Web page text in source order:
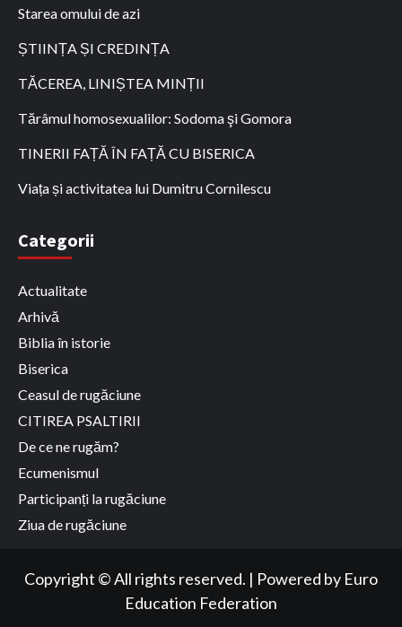
Starea omului de azi
ȘTIINȚA ȘI CREDINȚA
TĂCEREA, LINIȘTEA MINȚII
Tărâmul homosexualilor: Sodoma şi Gomora
TINERII FAȚĂ ÎN FAȚĂ CU BISERICA
Viața și activitatea lui Dumitru Cornilescu
Categorii
Actualitate
Arhivă
Biblia în istorie
Biserica
Ceasul de rugăciune
CITIREA PSALTIRII
De ce ne rugăm?
Ecumenismul
Participanți la rugăciune
Ziua de rugăciune
Copyright © All rights reserved. | Powered by Euro
Education Federation